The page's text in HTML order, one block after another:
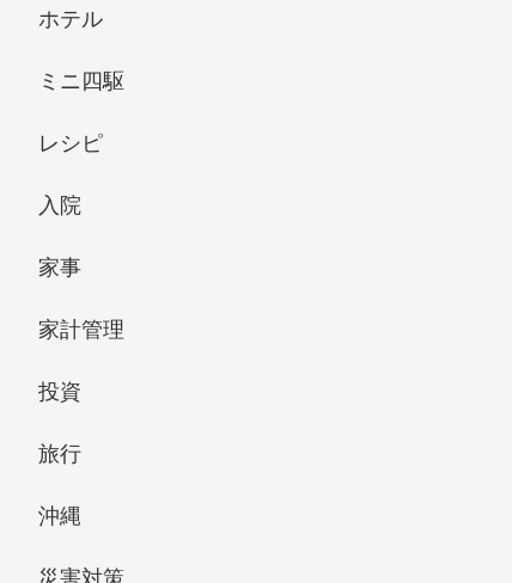
ホテル
ミニ四駆
レシピ
入院
家事
家計管理
投資
旅行
沖縄
災害対策